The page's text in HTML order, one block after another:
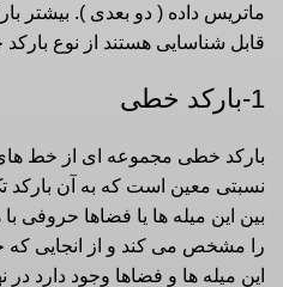
ماتریس داده ( دو بعدی ). بیشتر
قابل شناسایی هستند از نوع
1-بارکد خطی
بارکد خطی مجموعه ای از خط
نسبتی معین است که به آن بارکد
بین این میله ها یا فضاها حروفی
را مشخص می کند و از انجایی که
این میله ها و فضاها وجود دارد